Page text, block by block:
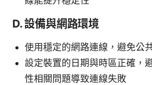
D. 設備與網路環境
使用穩定的網路連線，避免公
設定裝置的日期與時區正確，
性相關問題導致連線失敗